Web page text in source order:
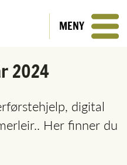
MENY
2024
digital
Her finner du